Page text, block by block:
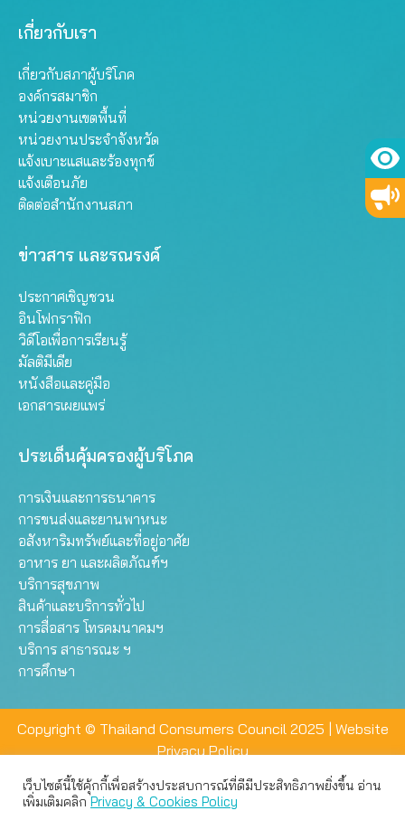
เกี่ยวกับเรา
เกี่ยวกับสภาผู้บริโภค
องค์กรสมาชิก
หน่วยงานเขตพื้นที่
หน่วยงานประจำจังหวัด
แจ้งเบาะแสและร้องทุกข์
แจ้งเตือนภัย
ติดต่อสำนักงานสภา
ข่าวสาร และรณรงค์
ประกาศเชิญชวน
อินโฟกราฟิก
วิดีโอเพื่อการเรียนรู้
มัลติมีเดีย
หนังสือและคู่มือ
เอกสารเผยแพร่
ประเด็นคุ้มครองผู้บริโภค
การเงินและการธนาคาร
การขนส่งและยานพาหนะ
อสังหาริมทรัพย์และที่อยู่อาศัย
อาหาร ยา และผลิตภัณฑ์ฯ
บริการสุขภาพ
สินค้าและบริการทั่วไป
การสื่อสาร โทรคมนาคมฯ
บริการ สาธารณะ ฯ
การศึกษา
Copyright © Thailand Consumers Council 2025 | Website
Privacy Policy
เว็บไซต์นี้ใช้คุ้กกี้เพื่อสร้างประสบการณ์ที่ดีมีประสิทธิภาพยิ่งขึ้น อ่าน
เพิ่มเติมคลิกPrivacy & Cookies Policy
เว็บไซต์นี้ใช้คุกกี้เพื่อมอบประสบการณ์การใช้งานที่ดีให้แก่ท่าน คุณ
สามารถเลือกตั้งค่าความเป็นส่วนตัวได้